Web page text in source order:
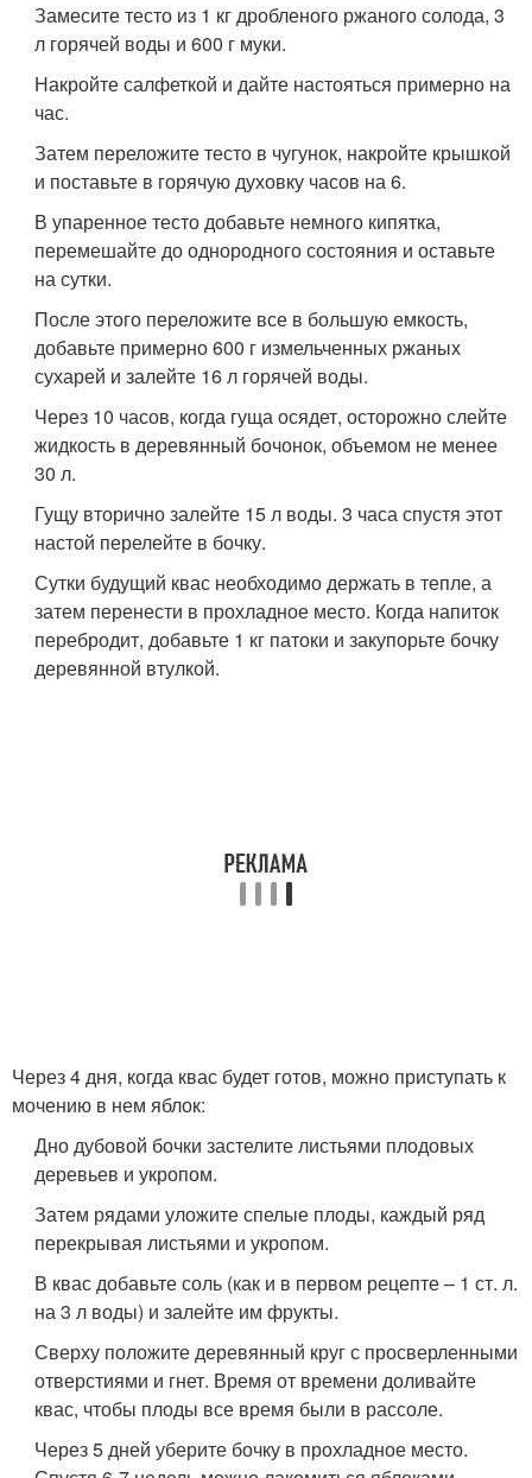
Замесите тесто из 1 кг дробленого ржаного солода, 3
л горячей воды и 600 г муки.
Накройте салфеткой и дайте настояться примерно на
час.
Затем переложите тесто в чугунок, накройте крышкой
и поставьте в горячую духовку часов на 6.
В упаренное тесто добавьте немного кипятка,
перемешайте до однородного состояния и оставьте
на сутки.
После этого переложите все в большую емкость,
добавьте примерно 600 г измельченных ржаных
сухарей и залейте 16 л горячей воды.
Через 10 часов, когда гуща осядет, осторожно слейте
жидкость в деревянный бочонок, объемом не менее
30 л.
Гущу вторично залейте 15 л воды. 3 часа спустя этот
настой перелейте в бочку.
Сутки будущий квас необходимо держать в тепле, а
затем перенести в прохладное место. Когда напиток
перебродит, добавьте 1 кг патоки и закупорьте бочку
деревянной втулкой.
Через 4 дня, когда квас будет готов, можно приступать к
мочению в нем яблок:
Дно дубовой бочки застелите листьями плодовых
деревьев и укропом.
Затем рядами уложите спелые плоды, каждый ряд
перекрывая листьями и укропом.
В квас добавьте соль (как и в первом рецепте – 1 ст. л.
на 3 л воды) и залейте им фрукты.
Сверху положите деревянный круг с просверленными
отверстиями и гнет. Время от времени доливайте
квас, чтобы плоды все время были в рассоле.
Через 5 дней уберите бочку в прохладное место.